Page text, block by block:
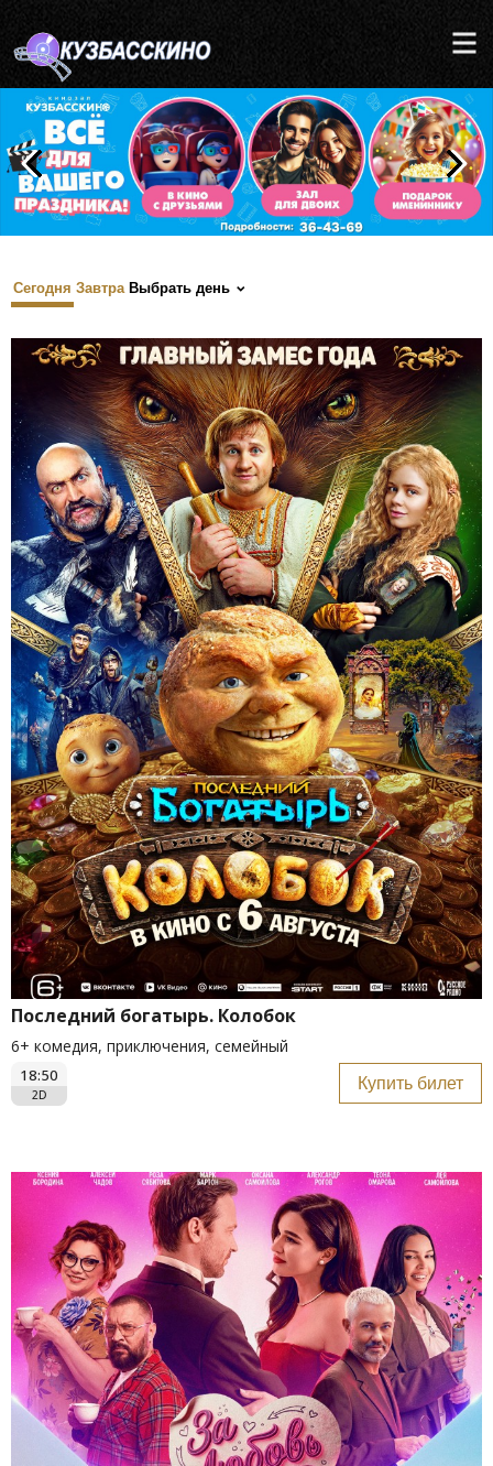
Сегодня Завтра Выбрать день
Последний богатырь. Колобок
6+ комедия, приключения, семейный
18:50
2D
Купить билет